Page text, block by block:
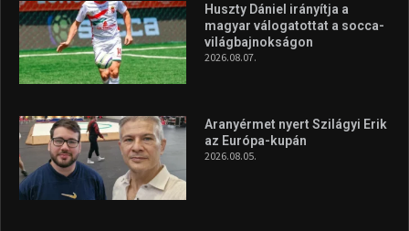
Huszty Dániel irányítja a
magyar válogatottat a socca-
világbajnokságon
2026.08.07.
Aranyérmet nyert Szilágyi Erik
az Európa-kupán
2026.08.05.